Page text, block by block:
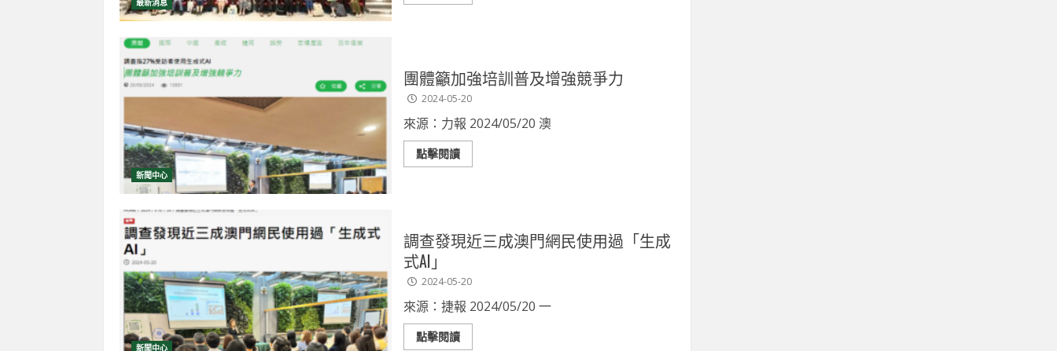
最新消息
新聞中心
團體籲加強培訓普及增強競爭力
2024-05-20
來源：力報 2024/05/20 澳
點擊閱讀
新聞中心
調查發現近三成澳門網民使用過「生成
式AI」
2024-05-20
來源：捷報 2024/05/20 一
點擊閱讀